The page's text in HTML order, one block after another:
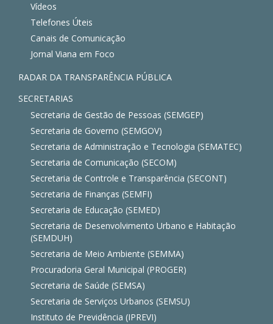
Vídeos
Telefones Úteis
Canais de Comunicação
Jornal Viana em Foco
RADAR DA TRANSPARÊNCIA PÚBLICA
SECRETARIAS
Secretaria de Gestão de Pessoas (SEMGEP)
Secretaria de Governo (SEMGOV)
Secretaria de Administração e Tecnologia (SEMATEC)
Secretaria de Comunicação (SECOM)
Secretaria de Controle e Transparência (SECONT)
Secretaria de Finanças (SEMFI)
Secretaria de Educação (SEMED)
Secretaria de Desenvolvimento Urbano e Habitação
(SEMDUH)
Secretaria de Meio Ambiente (SEMMA)
Procuradoria Geral Municipal (PROGER)
Secretaria de Saúde (SEMSA)
Secretaria de Serviços Urbanos (SEMSU)
Instituto de Previdência (IPREVI)